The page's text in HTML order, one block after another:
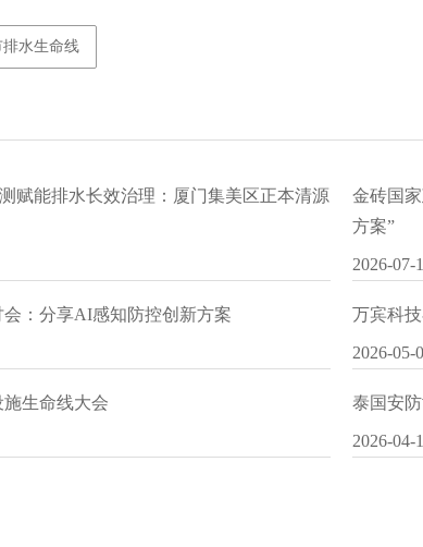
排水生命线
赋能排水长效治理：厦门集美区正本清源
金砖国
方案”
2026-07-
：分享AI感知防控创新方案 万宾科
2026-05-
生命线大会 泰国安
2026-04-